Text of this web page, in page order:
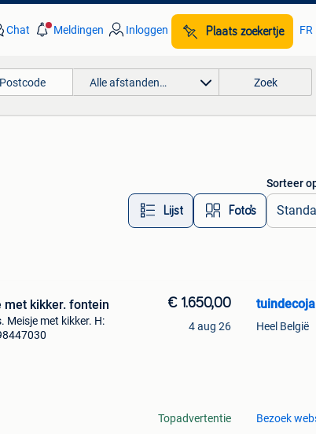
Chat Meldingen Inloggen Plaats zoekertje FR
Alle afstanden… Zoek
Lijst Foto’s
Sorteer
met kikker. fontein
Meisje met kikker. H:
€ 1.650,00
4 aug 26
Topadvertentie
Heel België
Bezoek